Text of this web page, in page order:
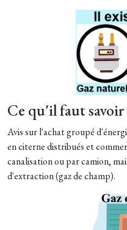
Ce qu'il faut savoir
Avis sur l'achat groupé
en citerne distribués et
canalisation ou par camion,
d'extraction (gaz de champ).